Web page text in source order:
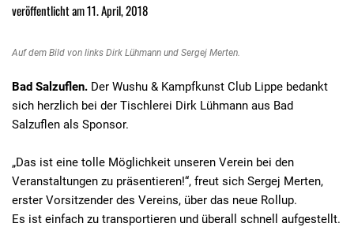
veröffentlicht am 11. April, 2018
Auf dem Bild von links Dirk Lühmann und Sergej Merten.
Bad Salzuflen. Der Wushu & Kampfkunst Club Lippe bedankt
sich herzlich bei der Tischlerei Dirk Lühmann aus Bad
Salzuflen als Sponsor.
„Das ist eine tolle Möglichkeit unseren Verein bei den
Veranstaltungen zu präsentieren!“, freut sich Sergej Merten,
erster Vorsitzender des Vereins, über das neue Rollup.
Es ist einfach zu transportieren und überall schnell aufgestellt.